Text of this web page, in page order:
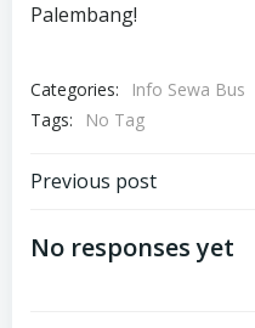
Palembang!
Categories:
Info Sewa Bus
Tags:
No Tag
Post
navigation
Previous post
No responses yet